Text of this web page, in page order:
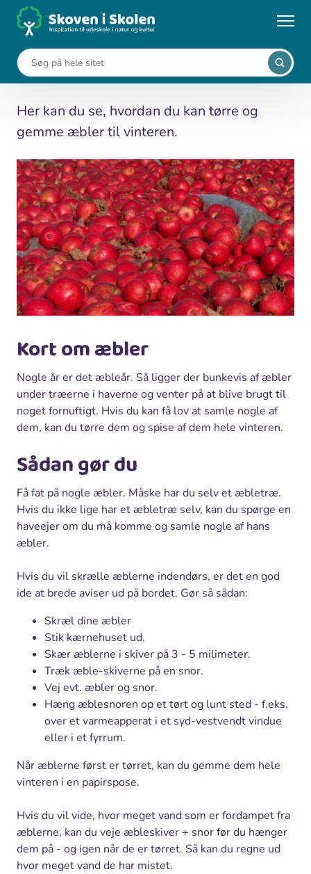
... Vild mad Æbler - tørrede
Æbler - tørrede
Her kan du se, hvordan du kan tørre og
gemme æbler til vinteren.
Kort om æbler
Nogle år er det æbleår. Så ligger der bunkevis af æbler
under træerne i haverne og venter på at blive brugt til
noget fornuftigt. Hvis du kan få lov at samle nogle af
dem, kan du tørre dem og spise af dem hele vinteren.
Sådan gør du
Få fat på nogle æbler. Måske har du selv et æbletræ.
Hvis du ikke lige har et æbletræ selv, kan du spørge en
haveejer om du må komme og samle nogle af hans
æbler.
Hvis du vil skrælle æblerne indendørs, er det en god
ide at brede aviser ud på bordet. Gør så sådan:
Skræl dine æbler
Stik kærnehuset ud.
Skær æblerne i skiver på 3 - 5 milimeter.
Træk æble-skiverne på en snor.
Vej evt. æbler og snor.
Hæng æblesnoren op et tørt og lunt sted - f.eks.
over et varmeapperat i et syd-vestvendt vindue
eller i et fyrrum.
Når æblerne først er tørret, kan du gemme dem hele
vinteren i en papirspose.
Hvis du vil vide, hvor meget vand som er fordampet fra
æblerne, kan du veje æbleskiver + snor før du hænger
dem på - og igen når de er tørret. Så kan du regne ud
hvor meget vand de har mistet.